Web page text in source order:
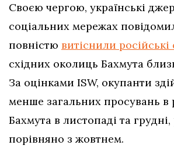
Своєю чергою, українські
соціальних мережах
повністю витіснили
східних околиць Бахмута
За оцінками ISW, окупанти
менше загальних просувань в
Бахмута в листопаді та
порівняно з жовтнем.